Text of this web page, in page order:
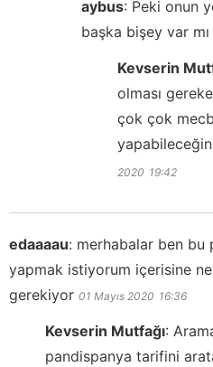
aybus: Peki onun
başka bişey var mı
Kevserin
olması
çok çok
2020 19:42
edaaaau: merhabalar ben bu
yapmak istiyorum içerisine
gerekiyor 01 Mayıs 2020 16:36
Kevserin Mutfağı:
pandispanya tarifini